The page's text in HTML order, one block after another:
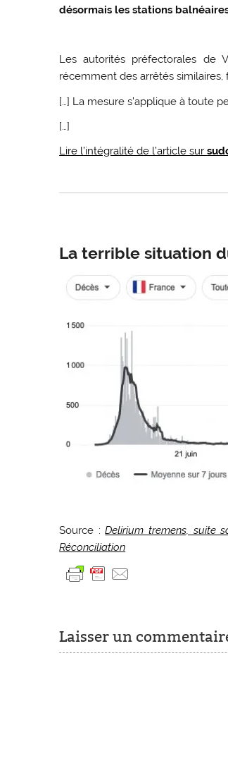
désormais les stations
Les autorités préfectorales de
récemment des arrêtés
[…] La mesure s’applique à toute
[…]
Lire l’intégralité de l’article sur
La terrible situation
Source :Delirium tremens, suite
Réconciliation
Laisser un